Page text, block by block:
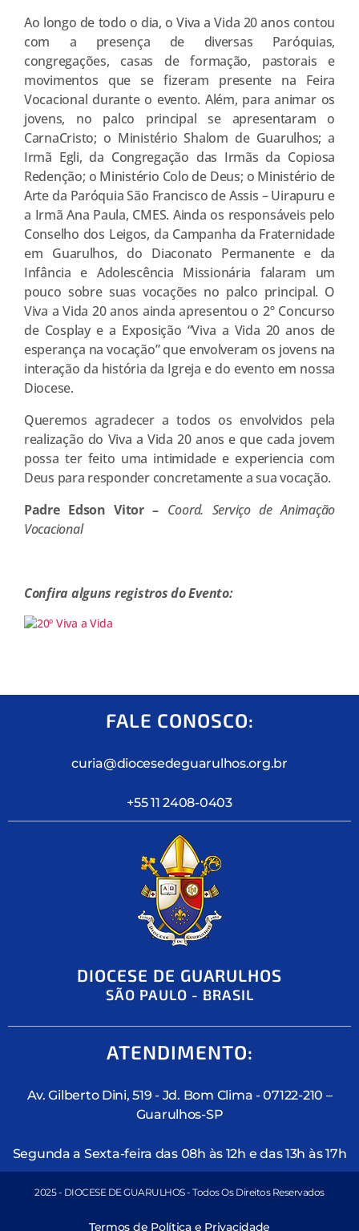
Ao longo de todo o dia, o Viva a Vida 20 anos contou
com a presença de diversas Paróquias,
congregações, casas de formação, pastorais e
movimentos que se fizeram presente na Feira
Vocacional durante o evento. Além, para animar os
jovens, no palco principal se apresentaram o
CarnaCristo; o Ministério Shalom de Guarulhos; a
Irmã Egli, da Congregação das Irmãs da Copiosa
Redenção; o Ministério Colo de Deus; o Ministério de
Arte da Paróquia São Francisco de Assis – Uirapuru e
a Irmã Ana Paula, CMES. Ainda os responsáveis pelo
Conselho dos Leigos, da Campanha da Fraternidade
em Guarulhos, do Diaconato Permanente e da
Infância e Adolescência Missionária falaram um
pouco sobre suas vocações no palco principal. O
Viva a Vida 20 anos ainda apresentou o 2º Concurso
de Cosplay e a Exposição “Viva a Vida 20 anos de
esperança na vocação” que envolveram os jovens na
interação da história da Igreja e do evento em nossa
Diocese.
Queremos agradecer a todos os envolvidos pela
realização do Viva a Vida 20 anos e que cada jovem
possa ter feito uma intimidade e experiencia com
Deus para responder concretamente a sua vocação.
Padre Edson Vitor – Coord. Serviço de Animação
Vocacional
Confira alguns registros do Evento:
FALE CONOSCO:
curia@diocesedeguarulhos.org.br
+55 11 2408-0403
DIOCESE DE GUARULHOS
SÃO PAULO - BRASIL
ATENDIMENTO:
Av. Gilberto Dini, 519 - Jd. Bom Clima - 07122-210 –
Guarulhos-SP
Segunda a Sexta-feira das 08h às 12h e das 13h às 17h
2025 - DIOCESE DE GUARULHOS - Todos Os Direitos Reservados
Termos de Política e Privacidade